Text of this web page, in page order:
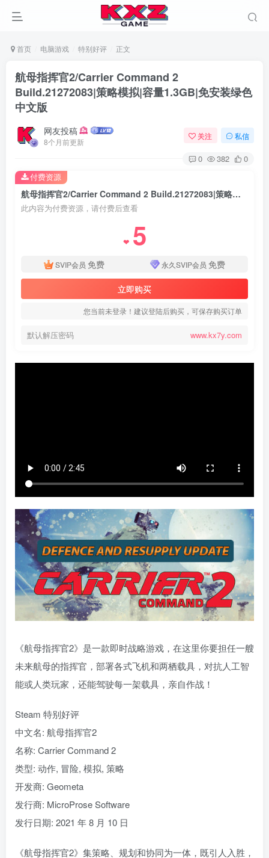
首页 电脑游戏 特别好评 正文
航母指挥官2/Carrier Command 2
Build.21272083|策略模拟|容量1.3GB|免安装绿色
中文版
网友投稿
8个月前更新
关注 私信
0 382 0
航母指挥官2/Carrier Command 2 Build.21272083|策略模拟|容量1.3GB|免安装绿色中文版
此内容为付费资源，请付费后查看
❤ 5
SVIP会员 免费 永久SVIP会员 免费
立即购买
您当前未登录！建议登陆后购买，可保存购买订单
默认解压密码 www.kx7y.com
付费资源
《航母指挥官2》是一款即时战略游戏，在这里你要担任一艘
未来航母的指挥官，部署各式飞机和两栖载具，对抗人工智
能或人类玩家，还能驾驶每一架载具，亲自作战！
Steam 特别好评
中文名: 航母指挥官2
名称: Carrier Command 2
类型: 动作, 冒险, 模拟, 策略
开发商: Geometa
发行商: MicroProse Software
发行日期: 2021 年 8 月 10 日
《航母指挥官2》集策略、规划和协同为一体，既引人入胜，